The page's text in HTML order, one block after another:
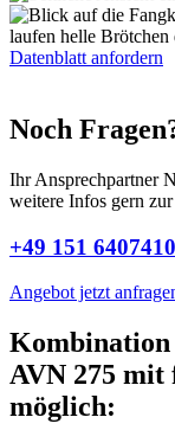
Datenblatt anfordern
Noch
Ihr Ansprechpartner
weitere Infos gern
+49 151
Angebot jetzt
Kombination
AVN 275 mit
möglich: